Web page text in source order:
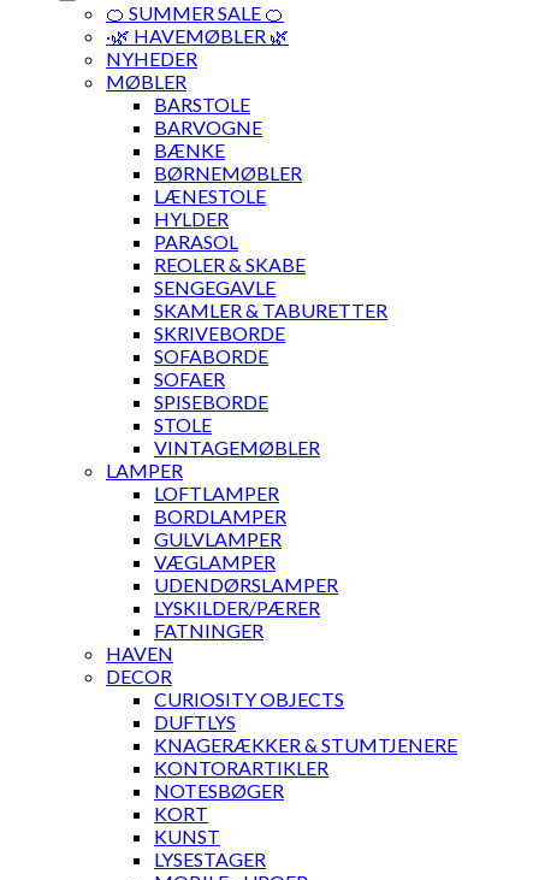
🍊 SUMMER SALE 🍊
·🌿 HAVEMØBLER 🌿
NYHEDER
MØBLER
BARSTOLE
BARVOGNE
BÆNKE
BØRNEMØBLER
LÆNESTOLE
HYLDER
PARASOL
REOLER & SKABE
SENGEGAVLE
SKAMLER & TABURETTER
SKRIVEBORDE
SOFABORDE
SOFAER
SPISEBORDE
STOLE
VINTAGEMØBLER
LAMPER
LOFTLAMPER
BORDLAMPER
GULVLAMPER
VÆGLAMPER
UDENDØRSLAMPER
LYSKILDER/PÆRER
FATNINGER
HAVEN
DECOR
CURIOSITY OBJECTS
DUFTLYS
KNAGERÆKKER & STUMTJENERE
KONTORARTIKLER
NOTESBØGER
KORT
KUNST
LYSESTAGER